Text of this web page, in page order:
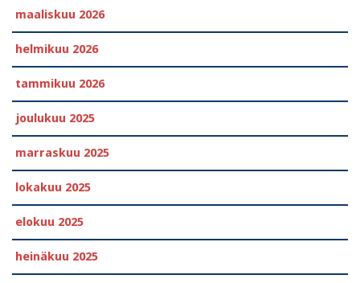
maaliskuu 2026
helmikuu 2026
tammikuu 2026
joulukuu 2025
marraskuu 2025
lokakuu 2025
elokuu 2025
heinäkuu 2025